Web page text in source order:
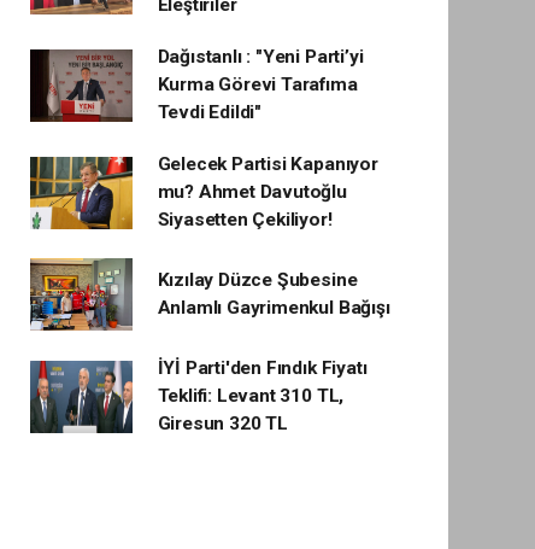
Eleştiriler
Dağıstanlı : "Yeni Parti’yi
Kurma Görevi Tarafıma
Tevdi Edildi"
Gelecek Partisi Kapanıyor
mu? Ahmet Davutoğlu
Siyasetten Çekiliyor!
Kızılay Düzce Şubesine
Anlamlı Gayrimenkul Bağışı
İYİ Parti'den Fındık Fiyatı
Teklifi: Levant 310 TL,
Giresun 320 TL